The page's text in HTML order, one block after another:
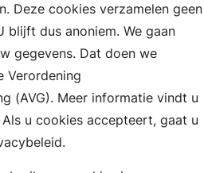
Deze cookies verzamelen geen
blijft dus anoniem. We gaan
gegevens. Dat doen we
Verordening
(AVG). Meer informatie vindt u
u cookies accepteert, gaat u
Toegankelijkheid
Servicenormen
Vacatures